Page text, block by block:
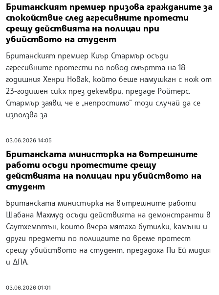
Британският премиер призова гражданите за
спокойствие след агресивните протести
срещу действията на полицаи при
убийството на студент
Британският премиер Киър Стармър осъди
агресивните протести по повод смъртта на 18-
годишния Хенри Новак, който беше намушкан с нож от
23-годишен сикх през декември, предаде Ройтерс.
Стармър заяви, че е „непростимо“ този случай да се
използва за
03.06.2026 14:05
Британската министърка на вътрешните
работи осъди протестите срещу
действията на полицаи при убийството на
студент
Британската министърка на вътрешните работи
Шабана Махмуд осъди действията на демонстранти в
Саутхемптън, които вчера мятаха бутилки, камъни и
други предмети по полицаите по време протест
срещу убийството на студент, предадоха Пи Ей мидия
и ДПА.
03.06.2026 01:01